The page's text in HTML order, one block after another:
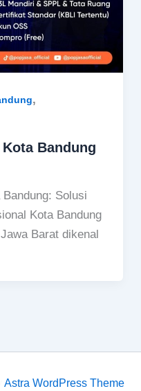
,
Bandung
Solusi
Kota Bandung
Barat dikenal
Astra WordPress Theme